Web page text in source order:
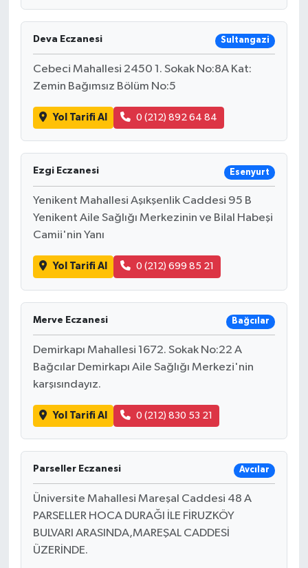
Deva Eczanesi Sultangazi
Cebeci Mahallesi 2450 1. Sokak No:8A Kat:
Zemin Bağımsız Bölüm No:5
Yol Tarifi Al 0 (212) 892 64 84
Ezgi Eczanesi Esenyurt
Yenikent Mahallesi Aşıkşenlik Caddesi 95 B
Yenikent Aile Sağlığı Merkezinin ve Bilal Habeşi
Camii'nin Yanı
Yol Tarifi Al 0 (212) 699 85 21
Merve Eczanesi Bağcılar
Demirkapı Mahallesi 1672. Sokak No:22 A
Bağcılar Demirkapı Aile Sağlığı Merkezi'nin
karşısındayız.
Yol Tarifi Al 0 (212) 830 53 21
Parseller Eczanesi Avcılar
Üniversite Mahallesi Mareşal Caddesi 48 A
PARSELLER HOCA DURAĞI İLE FİRUZKÖY
BULVARI ARASINDA,MAREŞAL CADDESİ
ÜZERİNDE.